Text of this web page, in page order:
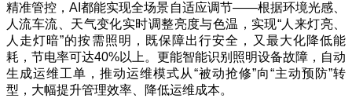
精准管控，AI都能实现全场景自适应调节——根据环境光感、
人流车流、天气变化实时调整亮度与色温，实现“人来灯亮、
人走灯暗”的按需照明，既保障出行安全，又最大化降低能
耗，节电率可达40%以上。更能智能识别照明设备故障，自动
生成运维工单，推动运维模式从“被动抢修”向“主动预防”转
型，大幅提升管理效率、降低运维成本。